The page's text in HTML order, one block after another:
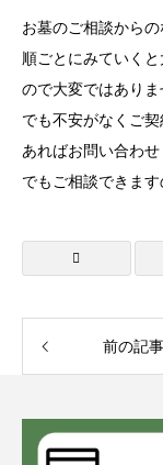
お墓のご相談から
順ごとにみていく
ので大変ではあり
でも不安がなくご
あればお問い合わ
でもご相談できます
前の記事